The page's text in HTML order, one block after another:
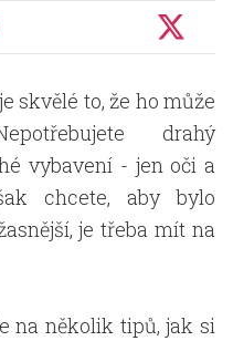
skvělé to, že ho může
drahý
vybavení - jen oči a
chcete, aby bylo
je třeba mít na
na několik tipů, jak si